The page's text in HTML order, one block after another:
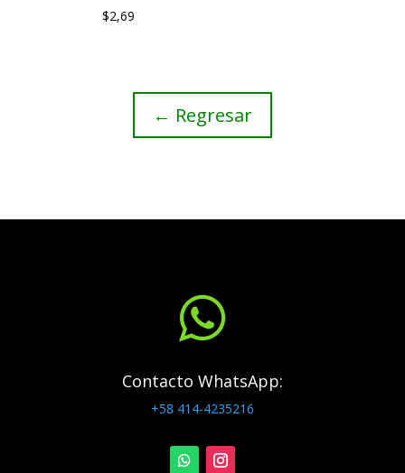
$2,69
← Regresar

Contacto WhatsApp:
+58 414-4235216